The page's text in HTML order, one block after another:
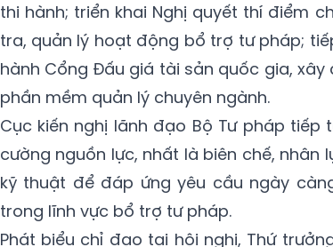
thi hành; triển khai Nghị quyết thí điểm
tra, quản lý hoạt động bổ trợ tư pháp;
hành Cổng Đấu giá tài sản quốc gia,
phần mềm quản lý chuyên ngành.
Cục kiến nghị lãnh đạo Bộ Tư pháp
cường nguồn lực, nhất là biên chế,
kỹ thuật để đáp ứng yêu cầu ngày
trong lĩnh vực bổ trợ tư pháp.
Phát biểu chỉ đạo tại hội nghị, Thứ